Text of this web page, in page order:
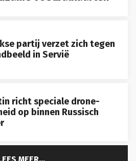
partij verzet zich tegen
in Servië
richt speciale drone-
op binnen Russisch
MEER...